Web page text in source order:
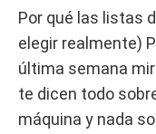
Por qué las listas
elegir realmente)
última semana
te dicen todo
máquina y nada